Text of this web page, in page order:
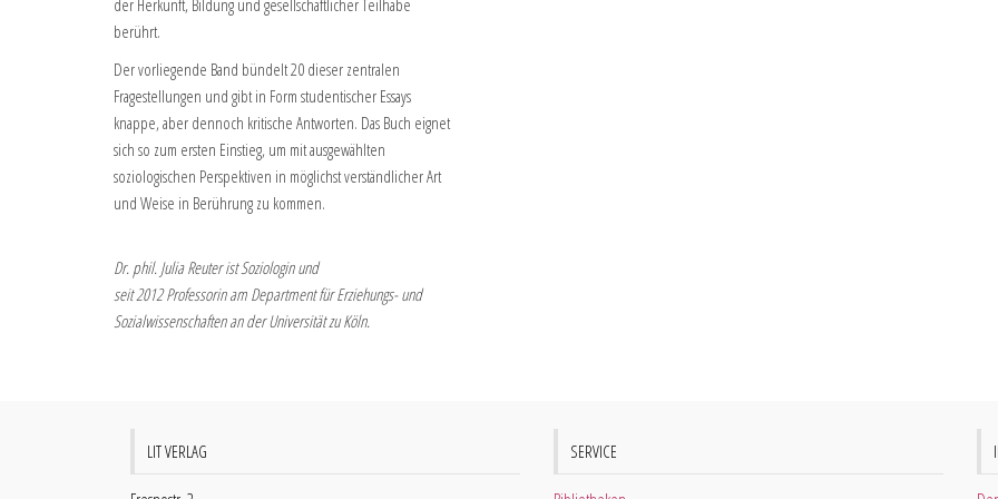
der Herkunft, Bildung und gesellschaftlicher Teilhabe
berührt.
Der vorliegende Band bündelt 20 dieser zentralen
Fragestellungen und gibt in Form studentischer Essays
knappe, aber dennoch kritische Antworten. Das Buch eignet
sich so zum ersten Einstieg, um mit ausgewählten
soziologischen Perspektiven in möglichst verständlicher Art
und Weise in Berührung zu kommen.
Dr. phil. Julia Reuter ist Soziologin und
seit 2012 Professorin am Department für Erziehungs- und
Sozialwissenschaften an der Universität zu Köln.
LIT VERLAG SERVICE